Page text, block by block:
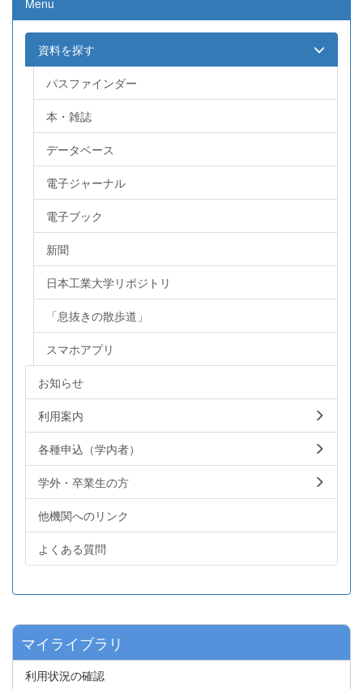
Menu
資料を探す
パスファインダー
本・雑誌
データベース
電子ジャーナル
電子ブック
新聞
日本工業大学リポジトリ
「息抜きの散歩道」
スマホアプリ
お知らせ
利用案内
各種申込（学内者）
学外・卒業生の方
他機関へのリンク
よくある質問
マイライブラリ
利用状況の確認